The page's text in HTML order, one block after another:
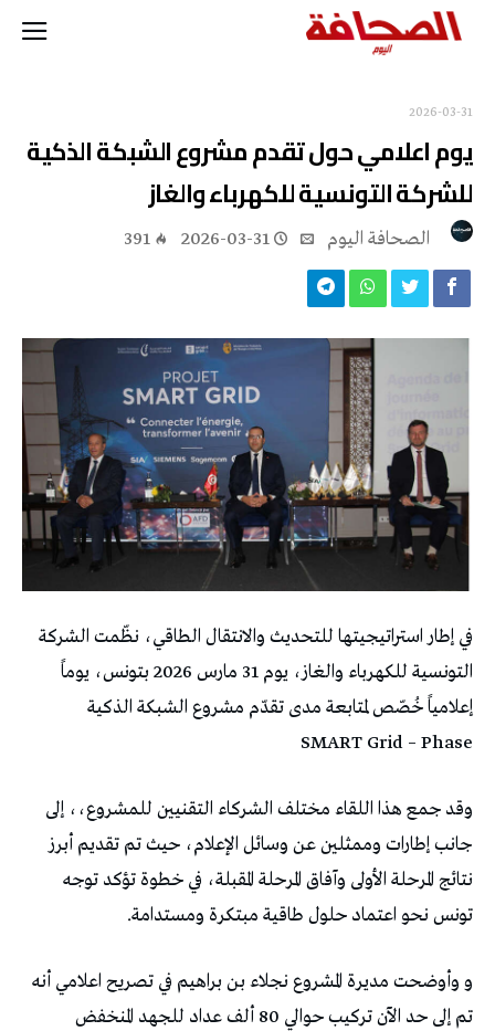
2026-03-31
يوم اعلامي حول تقدم مشروع الشبكة الذكية
للشركة التونسية للكهرباء والغاز
2026-03-31
391
في إطار استراتيجيتها للتحديث والانتقال الطاقي، نظّمت الشركة
التونسية للكهرباء والغاز، يوم 31 مارس 2026 بتونس، يوماً
إعلامياً خُصّص لمتابعة مدى تقدّم مشروع الشبكة الذكية
SMART Grid – Phase
وقد جمع هذا اللقاء مختلف الشركاء التقنيين للمشروع،، إلى
جانب إطارات وممثلين عن وسائل الإعلام، حيث تم تقديم أبرز
نتائج المرحلة الأولى وآفاق المرحلة المقبلة، في خطوة تؤكد توجه
تونس نحو اعتماد حلول طاقية مبتكرة ومستدامة.
و وأوضحت مديرة المشروع نجلاء بن براهيم في تصريح اعلامي أنه
تم إلى حد الآن تركيب حوالي 80 ألف عداد للجهد المنخفض